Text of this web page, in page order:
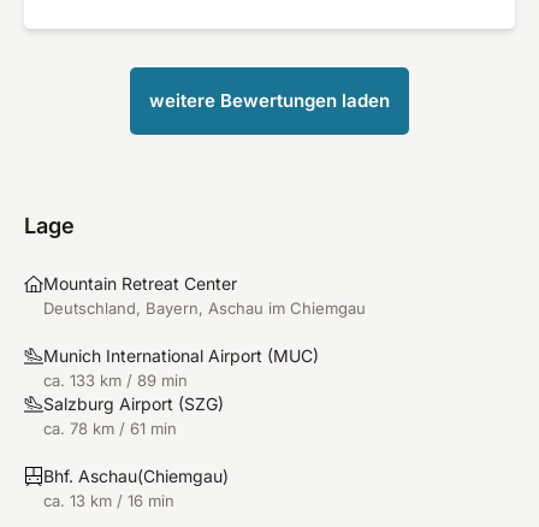
weitere Bewertungen laden
Lage
Mountain Retreat Center
Deutschland, Bayern, Aschau im Chiemgau
Munich International Airport (MUC)
ca. 133 km / 89 min
Salzburg Airport (SZG)
ca. 78 km / 61 min
Bhf. Aschau(Chiemgau)
ca. 13 km / 16 min